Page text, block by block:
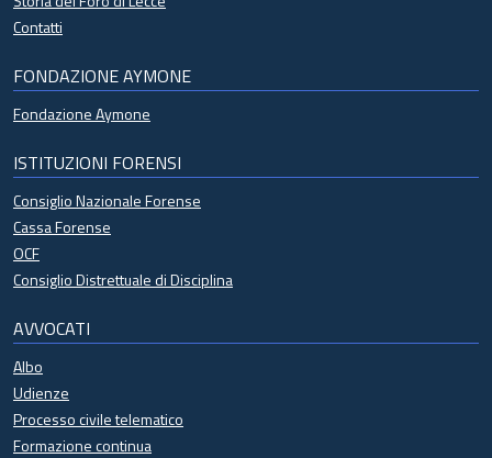
Contatti
FONDAZIONE AYMONE
Fondazione Aymone
ISTITUZIONI FORENSI
Consiglio Nazionale Forense
Cassa Forense
OCF
Consiglio Distrettuale di Disciplina
AVVOCATI
Albo
Udienze
Processo civile telematico
Formazione continua